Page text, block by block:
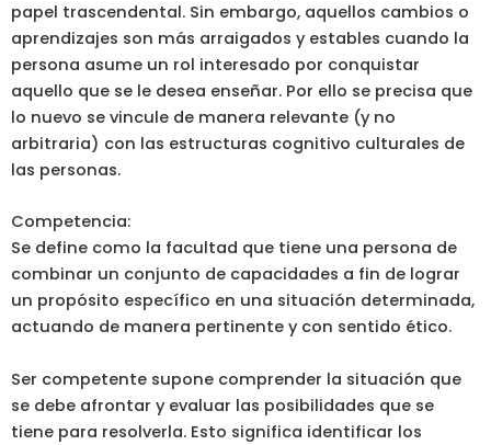
papel trascendental. Sin embargo, aquellos cambios o
aprendizajes son más arraigados y estables cuando la
persona asume un rol interesado por conquistar
aquello que se le desea enseñar. Por ello se precisa que
lo nuevo se vincule de manera relevante (y no
arbitraria) con las estructuras cognitivo culturales de
las personas.
Competencia:
Se define como la facultad que tiene una persona de
combinar un conjunto de capacidades a fin de lograr
un propósito específico en una situación determinada,
actuando de manera pertinente y con sentido ético.
Ser competente supone comprender la situación que
se debe afrontar y evaluar las posibilidades que se
tiene para resolverla. Esto significa identificar los